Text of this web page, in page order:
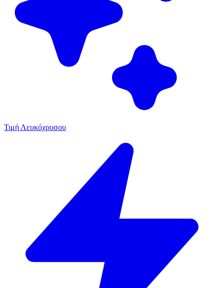
Τιμή Λευκόχρυσου